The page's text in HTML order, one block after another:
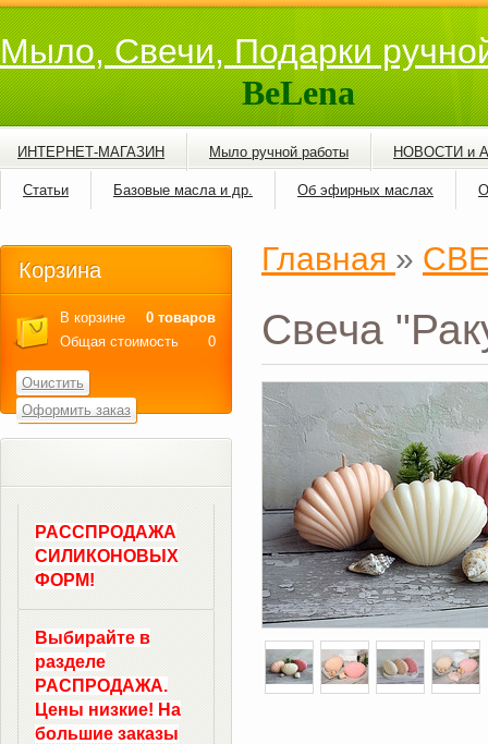
Мыло, Свечи, Подарки
BeLena
ИНТЕРНЕТ-МАГАЗИН Мыло ручной работы НОВОСТИ и
Статьи Базовые масла и др. Об эфирных маслах
Главная »
Свеча
Корзина
В корзине
0 товаров
Общая стоимость
0
Очистить
Оформить заказ
РАССПРОДАЖА
СИЛИКОНОВЫХ
ФОРМ!
Выбирайте в
разделе
РАСПРОДАЖА.
Цены низкие! На
большие заказы